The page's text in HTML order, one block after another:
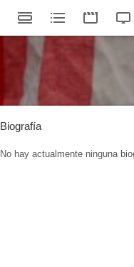
Biografía
No hay actualmente ninguna